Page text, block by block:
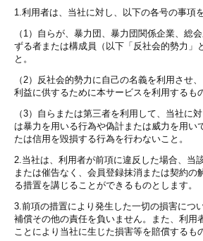
1.利用者は、当社に対し、以下の各号の事項
（1）自らが、暴力団、暴力団関係企業、総
ずる者または構成員（以下「反社会的勢力」
と。
（2）反社会的勢力に自己の名義を利用させ
利益に供するために本サービスを利用するも
（3）自らまたは第三者を利用して、当社に
は暴力を用いる行為や偽計または威力を用い
たは信用を毀損する行為を行わないこと。
2.当社は、利用者が前項に違反した場合、当
または催告なく、会員登録抹消または契約の
る措置を講じることができるものとします。
3.前項の措置により発生した一切の損害につ
補償その他の責任を負いません。また、利用
ことにより当社に生じた損害等を賠償するも